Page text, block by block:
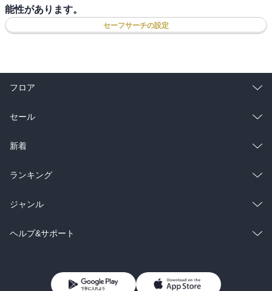
能性があります。
セーフサーチの設定
フロア
総合
ラノベ
雑誌・グラビア
BL・TL
セール
総合
ラノベ
雑誌・グラビア
BL・TL
新着
総合
ラノベ
雑誌・グラビア
ランキング
総合
ラノベ
ジャンル
コミック
ライトノベル 男子向けラノベ
ヘルプ&サポート